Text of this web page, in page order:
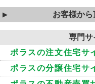
お客様から
専門サ
ポラスの注文住宅サ
ポラスの分譲住宅サ